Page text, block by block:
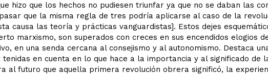
hizo que los hechos no pudiesen triunfar ya que no se daban las
que la misma regla de tres podría aplicarse al caso de la
causa las teoría y prácticas vanguardistas]. Estos dejes
marxismo, son superados con creces en sus encendidos elogios
en una senda cercana al consejismo y al autonomismo. Destaca
tenidas en cuenta en lo que hace a la importancia y al significado de
al futuro que aquella primera revolución obrera significó, la